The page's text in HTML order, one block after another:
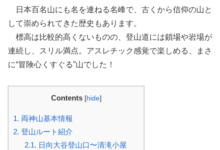
日本百名山にも名を連ねる名峰で、古くから信仰の山と
して崇められてきた歴史もあります。
標高は比較的高くないものの、登山道には鎖場や岩場が
連続し、スリル満点。アスレチック感覚で楽しめる、まさ
に“冒険心くすぐる”山でした！
Contents [hide]
1. 両神山基本情報
2. 登山ルート紹介
2.1. 日向大谷登山口〜清滝小屋